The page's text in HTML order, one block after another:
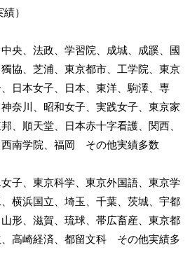
）
央、法政、学習院、成城、成蹊、國
協、芝浦、東京都市、工学院、東京
日本女子、日本、東洋、駒澤、専
奈川、昭和女子、実践女子、東京家
、順天堂、日本赤十字看護、関西、
西南学院、福岡 その他実績多数
子、東京科学、東京外国語、東京学
横浜国立、埼玉、千葉、茨城、宇都
形、滋賀、琉球、帯広畜産、東京都
高崎経済、都留文科 その他実績多